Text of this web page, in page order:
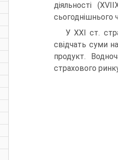
діяльності
сьогоднішнього
У ХХІ ст.
свідчать суми
продукт.
страхового